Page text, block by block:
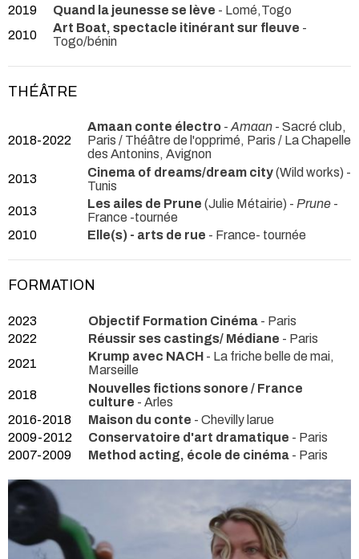
2019
Quand la jeunesse se lève - Lomé,Togo
2010
Art Boat, spectacle itinérant sur fleuve -
Togo/bénin
THÉÂTRE
2018-2022
Amaan conte électro -Amaan - Sacré club,
Paris / Théâtre de l'opprimé, Paris / La Chapelle
des Antonins, Avignon
2013
Cinema of dreams/dream city(Wild works) -
Tunis
2013
Les ailes de Prune (Julie Métairie) - Prune -
France -tournée
2010
Elle(s) - arts de rue - France- tournée
FORMATION
2023 Objectif Formation Cinéma - Paris
2022
Réussir ses castings/ Médiane - Paris
2021
Krump avec NACH - La friche belle de mai,
Marseille
2018
Nouvelles fictions sonore / France
culture - Arles
2016-2018
Maison du conte - Chevilly larue
2009-2012
Conservatoire d'art dramatique - Paris
2007-2009
Method acting, école de cinéma - Paris